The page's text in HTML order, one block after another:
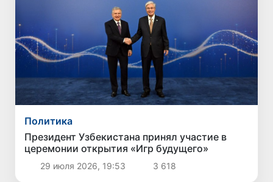
Политика
Президент Узбекистана принял участие в
церемонии открытия «Игр будущего»
29 июля 2026, 19:53 3 618